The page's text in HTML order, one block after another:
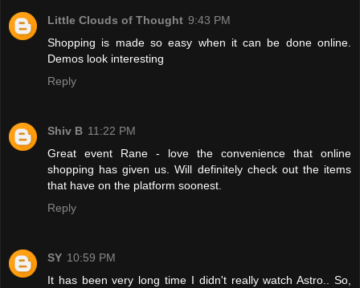
Little Clouds of Thought 9:43 PM
Shopping is made so easy when it can be done online.
Demos look interesting
Reply
Shiv B 11:22 PM
Great event Rane - love the convenience that online
shopping has given us. Will definitely check out the items
that have on the platform soonest.
Reply
SY 10:59 PM
It has been very long time I didn't really watch Astro.. So,